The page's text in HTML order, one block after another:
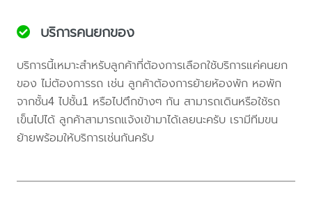
บริการคนยกของ
บริการนี้เหมาะสำหรับลูกค้าที่ต้องการเลือกใช้บริการแค่คนยก
ของ ไม่ต้องการรถ เช่น ลูกค้าต้องการย้ายห้องพัก หอพัก
จากชั้น4 ไปชั้น1 หรือไปตึกข้างๆ กัน สามารถเดินหรือใช้รถ
เข็นไปได้ ลูกค้าสามารถแจ้งเข้ามาได้เลยนะครับ เรามีทีมขน
ย้ายพร้อมให้บริการเช่นกันครับ